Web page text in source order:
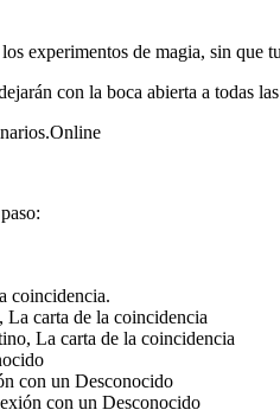
experimentos de magia, sin que
con la boca abierta a todas
coincidencia.
carta de la coincidencia
La carta de la coincidencia
con un Desconocido
con un Desconocido